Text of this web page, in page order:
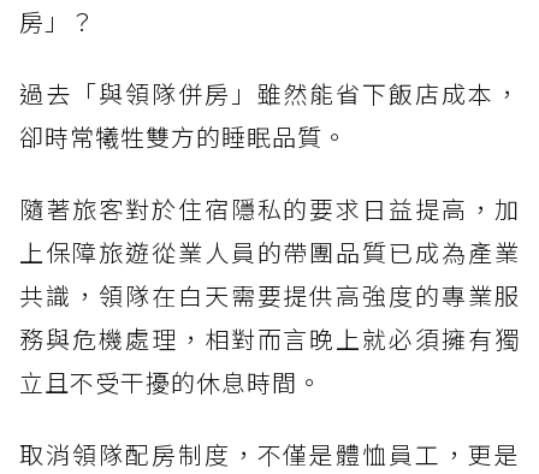
房」？
過去「與領隊併房」雖然能省下飯店成本，
卻時常犧牲雙方的睡眠品質。
隨著旅客對於住宿隱私的要求日益提高，加
上保障旅遊從業人員的帶團品質已成為產業
共識，領隊在白天需要提供高強度的專業服
務與危機處理，相對而言晚上就必須擁有獨
立且不受干擾的休息時間。
取消領隊配房制度，不僅是體恤員工，更是